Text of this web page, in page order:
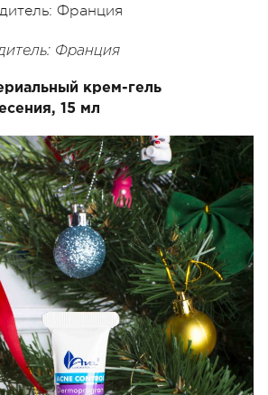
Франция
Франция
крем-гель
15 мл